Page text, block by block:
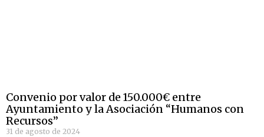
Convenio por valor de 150.000€ entre
Ayuntamiento y la Asociación “Humanos con
Recursos”
31 de agosto de 2024